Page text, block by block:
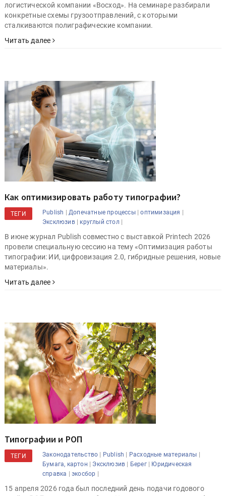
логистической компании «Восход». На семинаре разбирали
конкретные схемы грузоотправлений, с которыми
сталкиваются полиграфические компании.
Читать далее
Как оптимизировать работу типографии?
ТЕГИ Publish |Допечатные процессы|оптимизация |
Эксклюзив| круглый стол |
В июне журнал Publish совместно с выставкой Printech 2026
провели специальную сессию на тему «Оптимизация работы
типографии: ИИ, цифровизация 2.0, гибридные решения, новые
материалы».
Читать далее
Типографии и РОП
ТЕГИ Законодательство | Publish | Расходные материалы |
Бумага, картон | Эксклюзив | Берег| Юридическая
справка |экосбор |
15 апреля 2026 года был последний день подачи годового